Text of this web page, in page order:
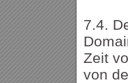
7.4.
Zeit
von